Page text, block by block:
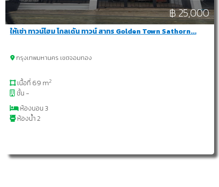
฿ 25,000
ให้เช่า ทาวน์โฮม โกลเด้น ทาวน์ สาทร Golden Town Sathorn...
กรุงเทพมหานคร เขตจอมทอง
เนื้อที่ 69 m2
ชั้น -
ห้องนอน 3
ห้องน้ำ 2